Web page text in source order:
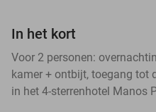
In het kort
Voor 2 personen:
kamer + ontbijt, toegang tot
in het 4-sterrenhotel Manos